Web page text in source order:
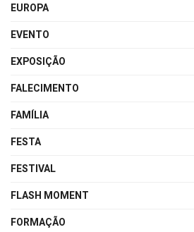
EUROPA
EVENTO
EXPOSIÇÃO
FALECIMENTO
FAMÍLIA
FESTA
FESTIVAL
FLASH MOMENT
FORMAÇÃO